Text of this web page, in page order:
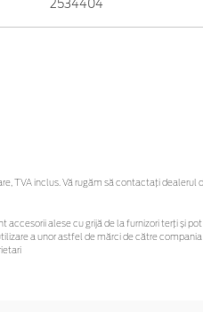
2534404
TVA inclus. Vă rugăm să contactaţi
accesorii alese cu grijă de la furnizori terți și
a unor astfel de mărci de către